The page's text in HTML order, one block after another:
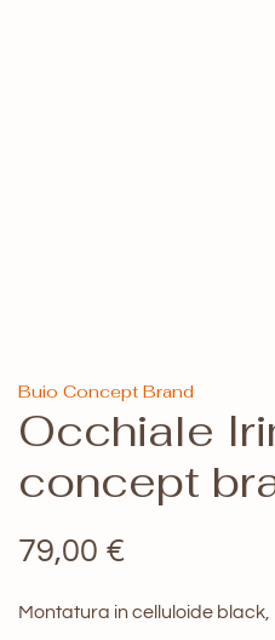
Buio Concept Brand
Occhiale
concept
79,00 €
Montatura in celluloide